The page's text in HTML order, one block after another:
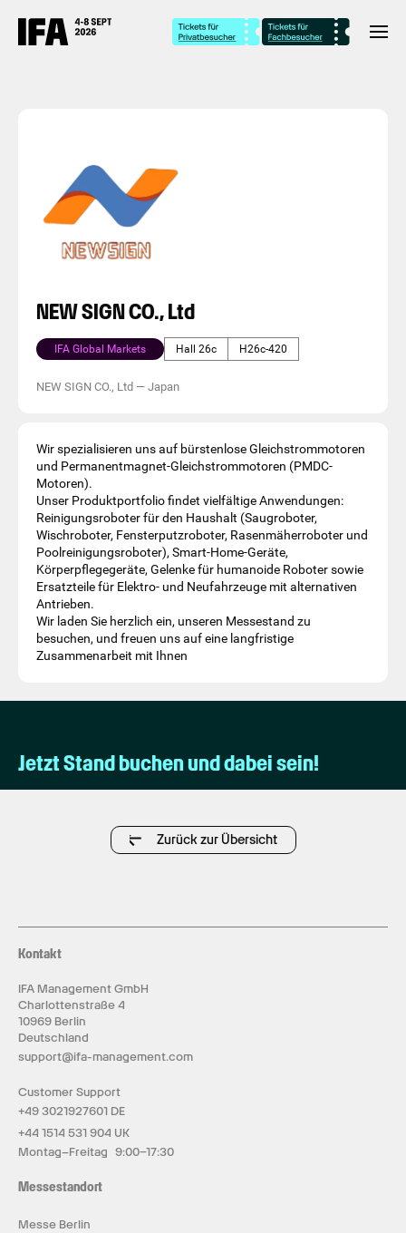
NEW SIGN CO., Ltd
IFA Global Markets Hall 26c H26c-420
NEW SIGN CO., Ltd — Japan
Wir spezialisieren uns auf bürstenlose Gleichstrommotoren
und Permanentmagnet-Gleichstrommotoren (PMDC-
Motoren).
Unser Produktportfolio findet vielfältige Anwendungen:
Reinigungsroboter für den Haushalt (Saugroboter,
Wischroboter, Fensterputzroboter, Rasenmäherroboter und
Poolreinigungsroboter), Smart-Home-Geräte,
Körperpflegegeräte, Gelenke für humanoide Roboter sowie
Ersatzteile für Elektro- und Neufahrzeuge mit alternativen
Antrieben.
Wir laden Sie herzlich ein, unseren Messestand zu
besuchen, und freuen uns auf eine langfristige
Zusammenarbeit mit Ihnen
Jetzt Stand buchen und dabei sein!
Zurück zur Übersicht
Kontakt
IFA Management GmbH
Charlottenstraße 4
10969 Berlin
Deutschland
support@ifa-management.com
Customer Support
+49 3021927601 DE
+44 1514 531 904 UK
Montag–Freitag 9:00–17:30
Messestandort
Messe Berlin